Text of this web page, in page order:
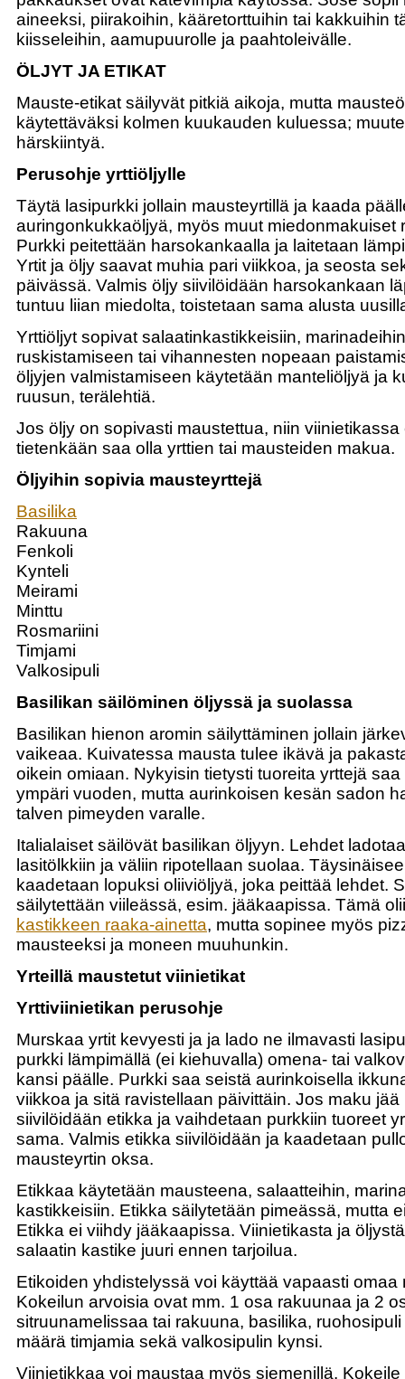
aineeksi, piirakoihin, kääretorttuihin tai kakkuihin
kiisseleihin, aamupuurolle ja paahtoleivälle.
ÖLJYT JA ETIKAT
Mauste-etikat säilyvät pitkiä aikoja, mutta
käytettäväksi kolmen kuukauden kuluessa;
härskiintyä.
Perusohje yrttiöljylle
Täytä lasipurkki jollain mausteyrtillä ja kaada
auringonkukkaöljyä, myös muut miedonmakuiset
Purkki peitettään harsokankaalla ja laitetaan
Yrtit ja öljy saavat muhia pari viikkoa, ja seosta
päivässä. Valmis öljy siivilöidään harsokankaan
tuntuu liian miedolta, toistetaan sama alusta
Yrttiöljyt sopivat salaatinkastikkeisiin,
ruskistamiseen tai vihannesten nopeaan
öljyjen valmistamiseen käytetään manteliöljyä ja
ruusun, terälehtiä.
Jos öljy on sopivasti maustettua, niin viinietikassa
tietenkään saa olla yrttien tai mausteiden makua.
Öljyihin sopivia mausteyrttejä
Basilika
Rakuuna
Fenkoli
Kynteli
Meirami
Minttu
Rosmariini
Timjami
Valkosipuli
Basilikan säilöminen öljyssä ja suolassa
Basilikan hienon aromin säilyttäminen jollain
vaikeaa. Kuivatessa mausta tulee ikävä ja
oikein omiaan. Nykyisin tietysti tuoreita yrttejä
ympäri vuoden, mutta aurinkoisen kesän sadon
talven pimeyden varalle.
Italialaiset säilövät basilikan öljyyn. Lehdet
lasitölkkiin ja väliin ripotellaan suolaa.
kaadetaan lopuksi oliiviöljyä, joka peittää lehdet.
säilytettään viileässä, esim. jääkaapissa. Tämä
kastikkeen raaka-ainetta, mutta sopinee myös
mausteeksi ja moneen muuhunkin.
Yrteillä maustetut viinietikat
Yrttiviinietikan perusohje
Murskaa yrtit kevyesti ja ja lado ne ilmavasti
purkki lämpimällä (ei kiehuvalla) omena- tai
kansi päälle. Purkki saa seistä aurinkoisella
viikkoa ja sitä ravistellaan päivittäin. Jos maku jää
siivilöidään etikka ja vaihdetaan purkkiin tuoreet
sama. Valmis etikka siivilöidään ja kaadetaan
mausteyrtin oksa.
Etikkaa käytetään mausteena, salaatteihin,
kastikkeisiin. Etikka säilytetään pimeässä, mutta
Etikka ei viihdy jääkaapissa. Viinietikasta ja
salaatin kastike juuri ennen tarjoilua.
Etikoiden yhdistelyssä voi käyttää vapaasti omaa
Kokeilun arvoisia ovat mm. 1 osa rakuunaa ja 2
sitruunamelissaa tai rakuuna, basilika,
määrä timjamia sekä valkosipulin kynsi.
Viinietikkaa voi maustaa myös siemenillä. Kokeile